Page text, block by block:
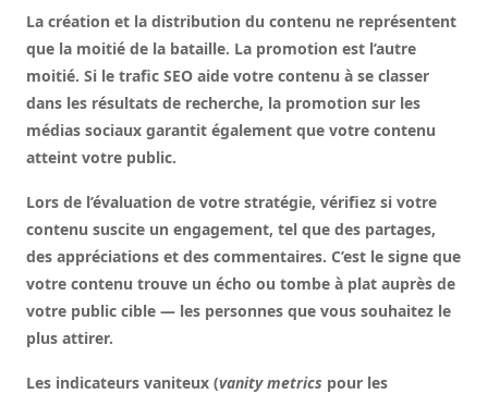
La création et la distribution du contenu ne représentent
que la moitié de la bataille. La promotion est l’autre
moitié. Si le trafic SEO aide votre contenu à se classer
dans les résultats de recherche, la promotion sur les
médias sociaux garantit également que votre contenu
atteint votre public.
Lors de l’évaluation de votre stratégie, vérifiez si votre
contenu suscite un engagement, tel que des partages,
des appréciations et des commentaires. C’est le signe que
votre contenu trouve un écho ou tombe à plat auprès de
votre public cible — les personnes que vous souhaitez le
plus attirer.
Les indicateurs vaniteux (vanity metrics pour les